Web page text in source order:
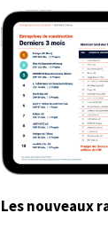
Les nouveaux